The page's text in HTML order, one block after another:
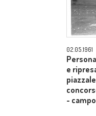
02.05.1961
e
-